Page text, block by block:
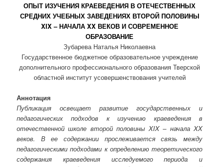
ОПЫТ ИЗУЧЕНИЯ КРАЕВЕДЕНИЯ В ОТЕЧЕСТВЕННЫХ
СРЕДНИХ УЧЕБНЫХ ЗАВЕДЕНИЯХ ВТОРОЙ ПОЛОВИНЫ
XIX – НАЧАЛА XX ВЕКОВ И СОВРЕМЕННОЕ
ОБРАЗОВАНИЕ
Зубарева Наталья Николаевна
Государственное бюджетное образовательное учреждение
дополнительного профессионального образования Тверской
областной институт усовершенствования учителей
Аннотация
Публикация освещает развитие государственных и
педагогических подходов к изучению краеведения в
отечественной школе второй половины XIX – начала XX
веков. В ее содержании прослеживается связь между
педагогическими подходами к определению теоретического
содержания краеведения исследуемого периода и